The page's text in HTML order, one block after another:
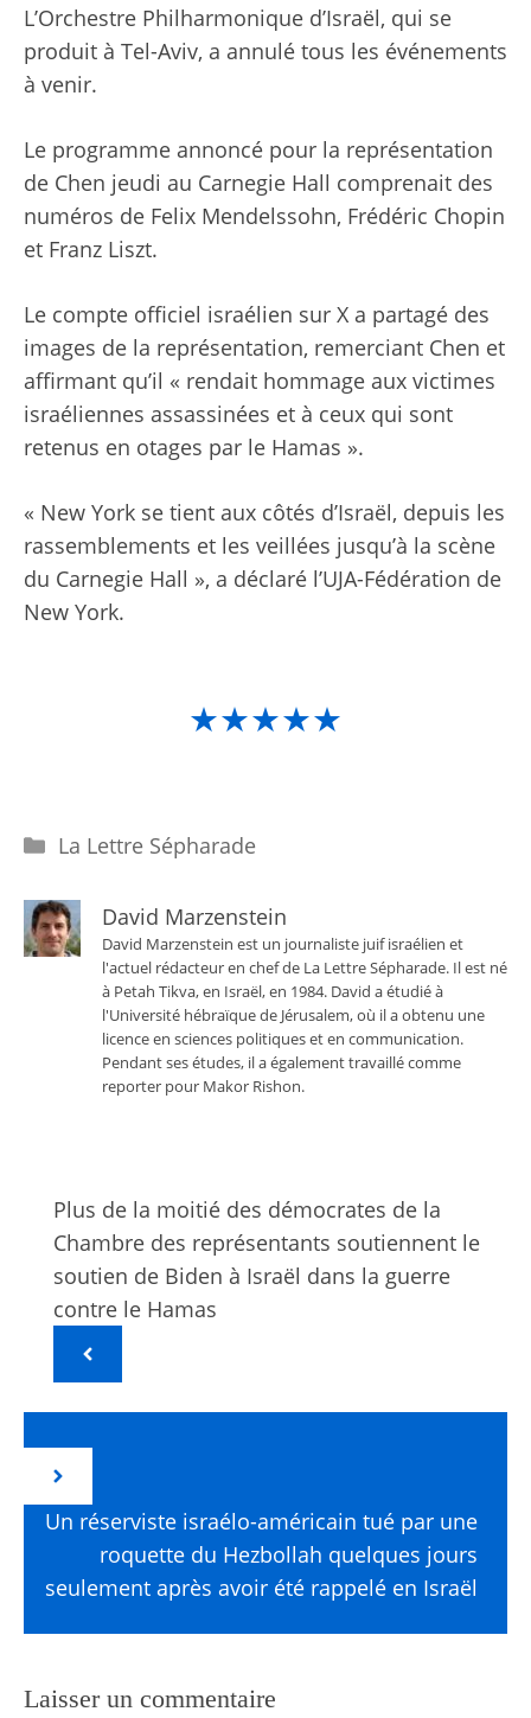
L’Orchestre Philharmonique d’Israël, qui se
produit à Tel-Aviv, a annulé tous les événements
à venir.
Le programme annoncé pour la représentation
de Chen jeudi au Carnegie Hall comprenait des
numéros de Felix Mendelssohn, Frédéric Chopin
et Franz Liszt.
Le compte officiel israélien sur X a partagé des
images de la représentation, remerciant Chen et
affirmant qu’il « rendait hommage aux victimes
israéliennes assassinées et à ceux qui sont
retenus en otages par le Hamas ».
« New York se tient aux côtés d’Israël, depuis les
rassemblements et les veillées jusqu’à la scène
du Carnegie Hall », a déclaré l’UJA-Fédération de
New York.
★★★★★
Catégories
La Lettre Sépharade
David Marzenstein
David Marzenstein est un journaliste juif israélien et
l'actuel rédacteur en chef de La Lettre Sépharade. Il est né
à Petah Tikva, en Israël, en 1984. David a étudié à
l'Université hébraïque de Jérusalem, où il a obtenu une
licence en sciences politiques et en communication.
Pendant ses études, il a également travaillé comme
reporter pour Makor Rishon.
Plus de la moitié des démocrates de la
Chambre des représentants soutiennent le
soutien de Biden à Israël dans la guerre
contre le Hamas
Un réserviste israélo-américain tué par une
roquette du Hezbollah quelques jours
seulement après avoir été rappelé en Israël
Laisser un commentaire